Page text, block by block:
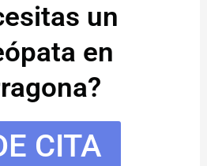
un
en
CITA